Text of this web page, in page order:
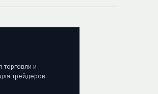
торговли и
трейдеров.